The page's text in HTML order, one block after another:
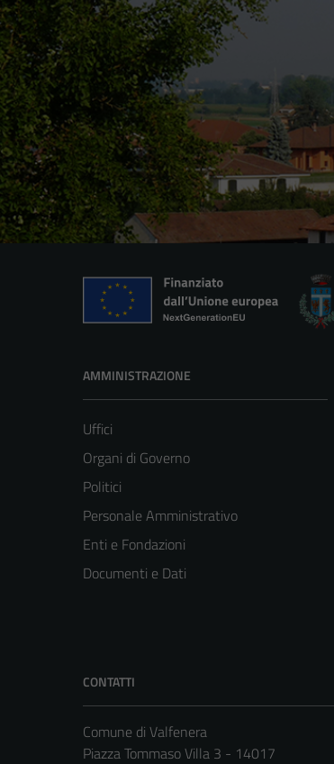
AMMINISTRAZIONE
Uffici
Organi di Governo
Politici
Personale Amministrativo
Enti e Fondazioni
Documenti e Dati
CONTATTI
Comune di Valfenera
Piazza Tommaso Villa 3 - 14017